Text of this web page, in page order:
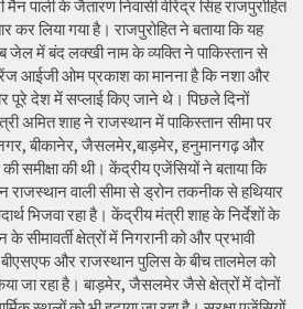
मैन पाली के जैतारण निवासी वीरेंद्र सिंह राजपुरोहित
कर लिया गया है। राजपुरोहित ने बताया कि यह
जेल में बंद लक्खी नाम के व्यक्ति ने पाकिस्तान से
आईजी ओम प्रकाश का मानना है कि नशा और
पूरे देश में सप्लाई किए जाने थे। पिछले दिनों
अमित शाह ने राजस्थान में पाकिस्तान सीमा पर
बीकानेर, जैसलमेर,बाड़मेर, हनुमानगढ़ और
समीक्षा की थी। केंद्रीय एजेंसियों ने बताया कि
राजस्थान वाली सीमा से ड्रोन तकनीक से हथियार
भिजवा रहा है। केंद्रीय मंत्री शाह के निर्देशों के
के सीमावर्ती क्षेत्रों में निगरानी को और प्रभावी
बीएसएफ और राजस्थान पुलिस के बीच तालमेल को
जा रहा है। बाड़मेर, जैसलमेर जैसे क्षेत्रों में दोनों